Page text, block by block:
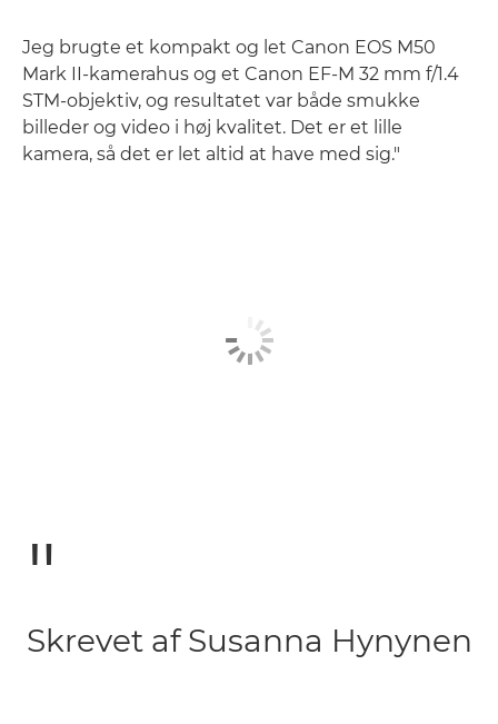
Jeg brugte et kompakt og let Canon EOS M50
Mark II-kamerahus og et Canon EF-M 32 mm f/1.4
STM-objektiv, og resultatet var både smukke
billeder og video i høj kvalitet. Det er et lille
kamera, så det er let altid at have med sig."
Skrevet af Susanna Hynynen